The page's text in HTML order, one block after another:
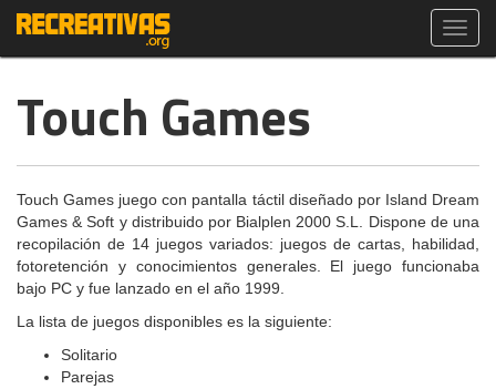
Touch Games
Touch Games juego con pantalla táctil diseñado por Island Dream
Games & Soft y distribuido por Bialplen 2000 S.L. Dispone de una
recopilación de 14 juegos variados: juegos de cartas, habilidad,
fotoretención y conocimientos generales. El juego funcionaba
bajo PC y fue lanzado en el año 1999.
La lista de juegos disponibles es la siguiente:
Solitario
Parejas